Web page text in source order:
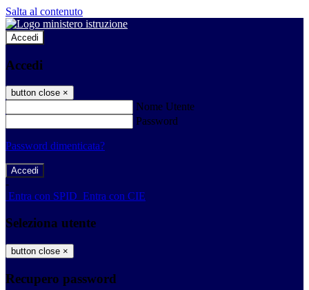
Salta al contenuto
Accedi
Accedi
button close ×
Nome Utente
Password
Password dimenticata?
-
Entra con SPID Entra con CIE
Seleziona utente
button close ×
Recupero password